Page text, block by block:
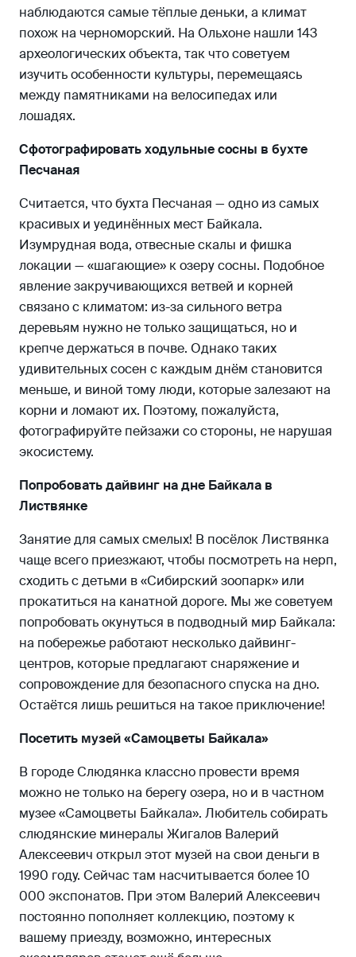
наблюдаются самые тёплые деньки, а климат
похож на черноморский. На Ольхоне нашли 143
археологических объекта, так что советуем
изучить особенности культуры, перемещаясь
между памятниками на велосипедах или
лошадях.
Сфотографировать ходульные сосны в бухте
Песчаная
Считается, что бухта Песчаная — одно из самых
красивых и уединённых мест Байкала.
Изумрудная вода, отвесные скалы и фишка
локации — «шагающие» к озеру сосны. Подобное
явление закручивающихся ветвей и корней
связано с климатом: из-за сильного ветра
деревьям нужно не только защищаться, но и
крепче держаться в почве. Однако таких
удивительных сосен с каждым днём становится
меньше, и виной тому люди, которые залезают на
корни и ломают их. Поэтому, пожалуйста,
фотографируйте пейзажи со стороны, не нарушая
экосистему.
Попробовать дайвинг на дне Байкала в
Листвянке
Занятие для самых смелых! В посёлок Листвянка
чаще всего приезжают, чтобы посмотреть на нерп,
сходить с детьми в «Сибирский зоопарк» или
прокатиться на канатной дороге. Мы же советуем
попробовать окунуться в подводный мир Байкала:
на побережье работают несколько дайвинг-
центров, которые предлагают снаряжение и
сопровождение для безопасного спуска на дно.
Остаётся лишь решиться на такое приключение!
Посетить музей «Самоцветы Байкала»
В городе Слюдянка классно провести время
можно не только на берегу озера, но и в частном
музее «Самоцветы Байкала». Любитель собирать
слюдянские минералы Жигалов Валерий
Алексеевич открыл этот музей на свои деньги в
1990 году. Сейчас там насчитывается более 10
000 экспонатов. При этом Валерий Алексеевич
постоянно пополняет коллекцию, поэтому к
вашему приезду, возможно, интересных